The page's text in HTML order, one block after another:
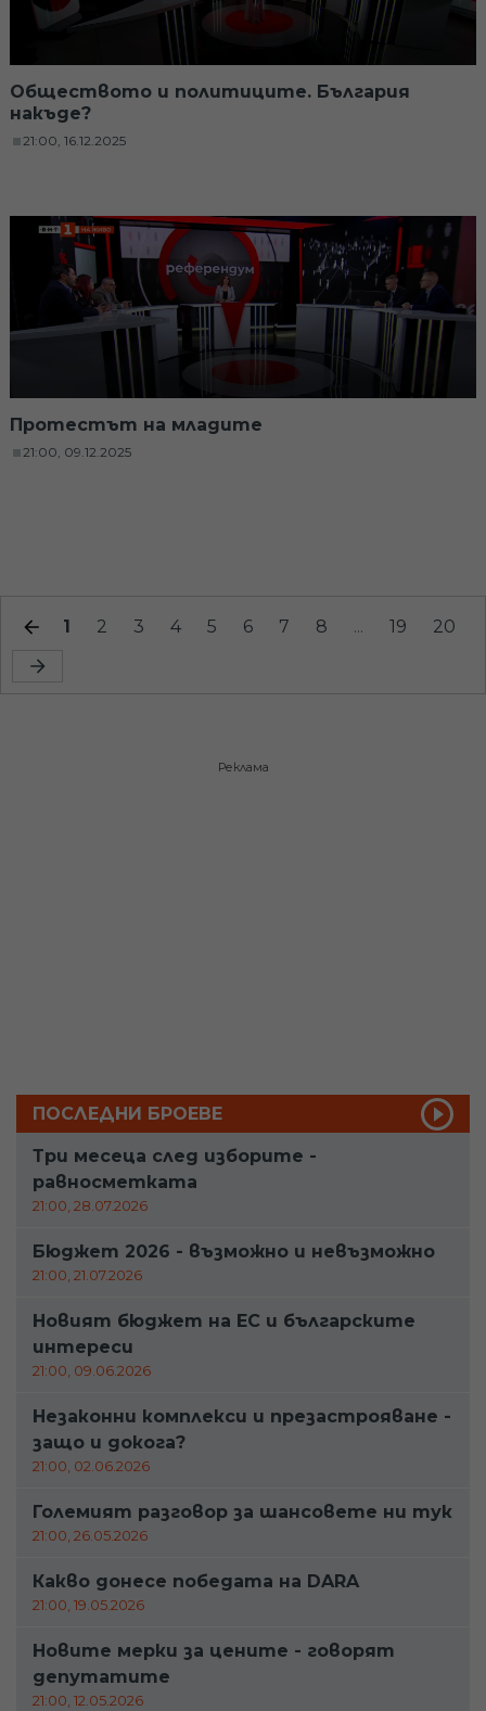
Обществото и политиците. България
накъде?
21:00, 16.12.2025
Протестът на младите
21:00, 09.12.2025
1 2 3 4 5 6 7 8 ... 19 20
Реклама
ПОСЛЕДНИ БРОЕВЕ
Три месеца след изборите -
равносметката
21:00, 28.07.2026
Бюджет 2026 - възможно и невъзможно
21:00, 21.07.2026
Новият бюджет на ЕС и българските
интереси
21:00, 09.06.2026
Незаконни комплекси и презастрояване -
защо и докога?
21:00, 02.06.2026
Големият разговор за шансовете ни тук
21:00, 26.05.2026
Какво донесе победата на DARA
21:00, 19.05.2026
Новите мерки за цените - говорят
депутатите
21:00, 12.05.2026